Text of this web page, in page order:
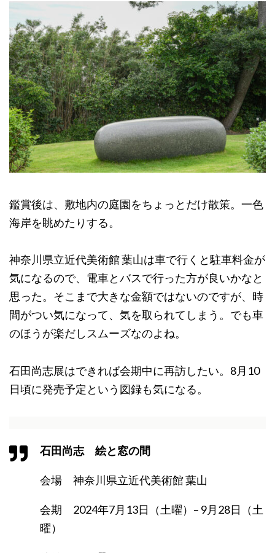
鑑賞後は、敷地内の庭園をちょっとだけ散策。一色
海岸を眺めたりする。
神奈川県立近代美術館 葉山は車で行くと駐車料金が
気になるので、電車とバスで行った方が良いかなと
思った。そこまで大きな金額ではないのですが、時
間がつい気になって、気を取られてしまう。でも車
のほうが楽だしスムーズなのよね。
石田尚志展はできれば会期中に再訪したい。8月10
日頃に発売予定という図録も気になる。
石田尚志 絵と窓の間
会場 神奈川県立近代美術館 葉山
会期 2024年7月13日（土曜）– 9月28日（土
曜）